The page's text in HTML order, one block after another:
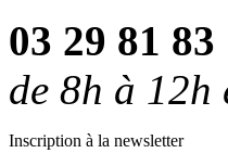
03 29 81 83
de 8h à 12h
Inscription à la newsletter